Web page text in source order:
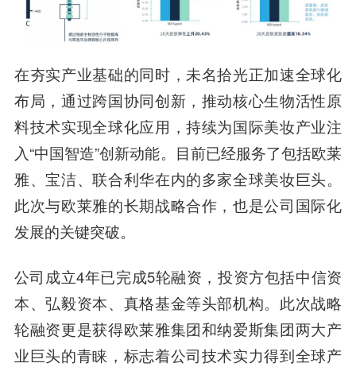
在夯实产业基础的同时，未名拾光正加速全球化
布局，通过跨国协同创新，推动核心生物活性原
料技术实现全球化应用，持续为国际美妆产业注
入“中国智造”创新动能。目前已经服务了包括欧莱
雅、宝洁、联合利华在内的多家全球美妆巨头。
此次与欧莱雅的长期战略合作，也是公司国际化
发展的关键突破。
公司成立4年已完成5轮融资，投资方包括中信资
本、弘毅资本、真格基金等头部机构。此次战略
轮融资更是获得欧莱雅集团和纳爱斯集团两大产
业巨头的青睐，标志着公司技术实力得到全球产